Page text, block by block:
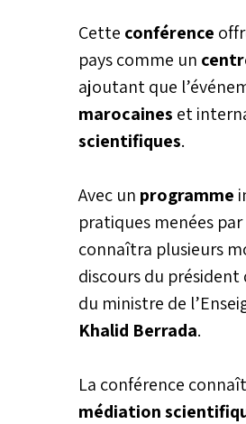
Cette conférence
pays comme un
ajoutant que
marocaines et
scientifiques.
Avec un programme
pratiques menées par
connaîtra plusieurs
discours du président
du ministre de
Khalid Berrada.
La conférence
médiation